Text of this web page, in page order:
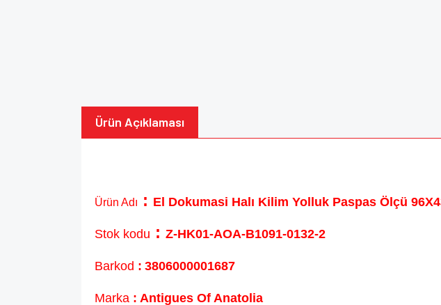
Ürün Açıklaması
Ürün Adı : El Dokumasi Halı Kilim Yolluk Paspas Ölçü
Stok kodu : Z-HK01-AOA-B1091-0132-2
Barkod : 3806000001687
Marka : Antigues Of Anatolia